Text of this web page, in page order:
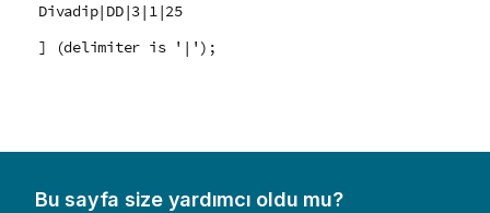
Divadip|DD|3|1|25
] (delimiter is '|');
Bu sayfa size yardımcı oldu mu?